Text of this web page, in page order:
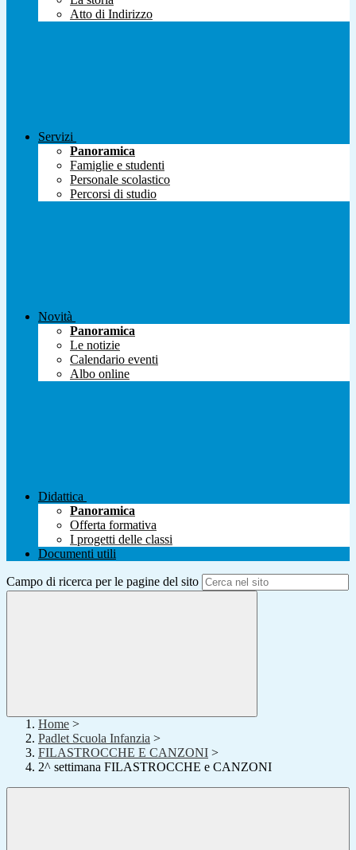
Atto di Indirizzo
Servizi
Panoramica
Famiglie e studenti
Personale scolastico
Percorsi di studio
Novità
Panoramica
Le notizie
Calendario eventi
Albo online
Didattica
Panoramica
Offerta formativa
I progetti delle classi
Documenti utili
Campo di ricerca per le pagine del sito
Home >
Padlet Scuola Infanzia >
FILASTROCCHE E CANZONI >
2^ settimana FILASTROCCHE e CANZONI